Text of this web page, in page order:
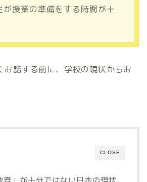
が授業の準備をする時間が十
お話する前に、学校の現状からお
CLOSE